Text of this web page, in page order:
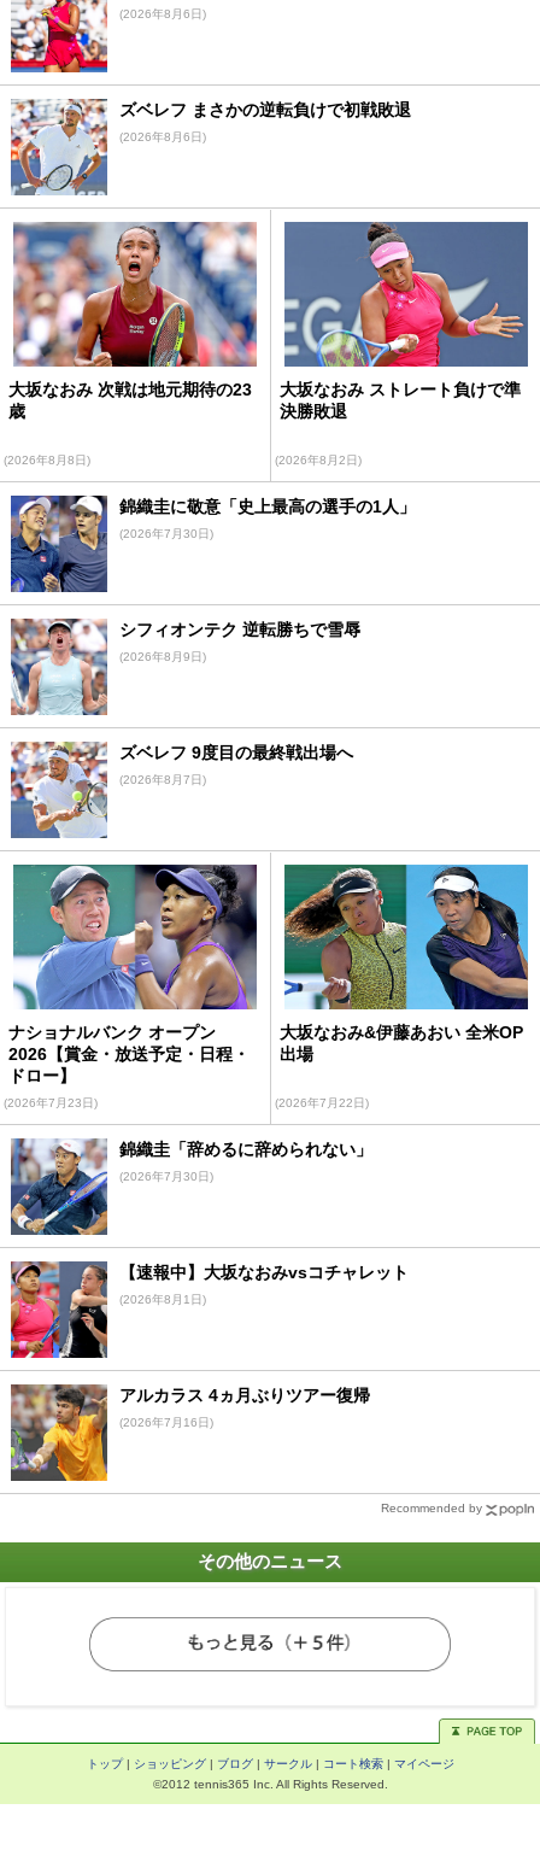
(2026年8月6日)
ズベレフ まさかの逆転負けで初戦敗退
(2026年8月6日)
大坂なおみ 次戦は地元期待の23
歳
(2026年8月8日)
大坂なおみ ストレート負けで準
決勝敗退
(2026年8月2日)
錦織圭に敬意「史上最高の選手の1人」
(2026年7月30日)
シフィオンテク 逆転勝ちで雪辱
(2026年8月9日)
ズベレフ 9度目の最終戦出場へ
(2026年8月7日)
ナショナルバンク オープン
2026【賞金・放送予定・日程・
ドロー】
(2026年7月23日)
大坂なおみ&伊藤あおい 全米OP
出場
(2026年7月22日)
錦織圭「辞めるに辞められない」
(2026年7月30日)
【速報中】大坂なおみvsコチャレット
(2026年8月1日)
アルカラス 4ヵ月ぶりツアー復帰
(2026年7月16日)
Recommended by
その他のニュース
トップ| ショッピング| ブログ| サークル| コート検索| マイページ
©2012 tennis365 Inc. All Rights Reserved.